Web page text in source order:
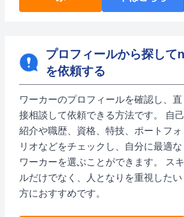
プロフィールから探して
を依頼する
ワーカーのプロフィールを確認し、直
接相談して依頼できる方法です。 自己
紹介や職歴、資格、特技、ポートフォ
リオなどをチェックし、自分に最適な
ワーカーを選ぶことができます。 スキ
ルだけでなく、人となりを重視したい
方におすすめです。